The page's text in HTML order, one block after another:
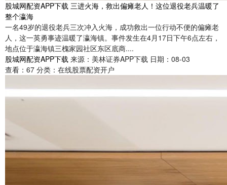
股城网配资APP下载 三进火海，救出偏瘫老人！这位退役老兵温暖了
整个瀛海
一名49岁的退役老兵三次冲入火海，成功救出一位行动不便的偏瘫老
人，这一英勇事迹温暖了瀛海镇。事件发生在4月17日下午6点左右，
地点位于瀛海镇三槐家园社区东区底商....
股城网配资APP下载 来源：美林证券APP下载 日期：08-03
查看： 67 分类： 在线股票配资开户